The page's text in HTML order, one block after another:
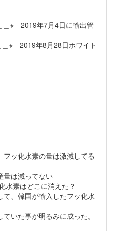
＿※ 2019年7月4日に輸出管
※ 2019年8月28日ホワイト
フッ化水素の量は激減してる
量は減ってない
水素はどこに消えた？
て、韓国が輸入したフッ化水
いた事が明るみに成った。